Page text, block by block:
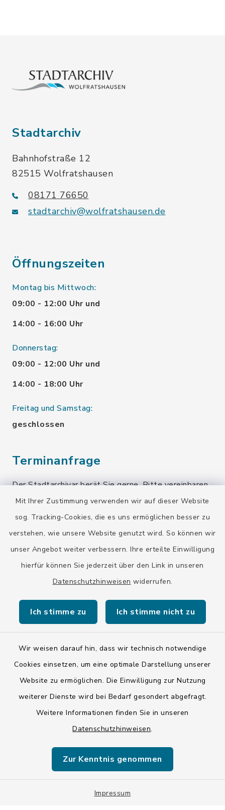
Mit Ihrer Zustimmung verwenden wir auf dieser Website
sog. Tracking-Cookies, die es uns ermöglichen besser zu
verstehen, wie unsere Website genutzt wird. So können wir
unser Angebot weiter verbessern. Ihre erteilte Einwilligung
hierfür können Sie jederzeit über den Link in unseren
Datenschutzhinweisen widerrufen.
Ich stimme zu Ich stimme nicht zu
Wir weisen darauf hin, dass wir technisch notwendige
Cookies einsetzen, um eine optimale Darstellung unserer
Website zu ermöglichen. Die Einwilligung zur Nutzung
weiterer Dienste wird bei Bedarf gesondert abgefragt.
Weitere Informationen finden Sie in unseren
Datenschutzhinweisen.
Zur Kenntnis genommen
Impressum
Stadtarchiv
Bahnhofstraße 12
82515 Wolfratshausen
08171 76650
stadtarchiv@wolfratshausen.de
Öffnungszeiten
Montag bis Mittwoch:
09:00 - 12:00 Uhr und
14:00 - 16:00 Uhr
Donnerstag:
09:00 - 12:00 Uhr und
14:00 - 18:00 Uhr
Freitag und Samstag:
geschlossen
Terminanfrage
Der Stadtarchivar berät Sie gerne. Bitte vereinbaren
Sie einen Termin!
Terminanfrage senden
Quicklinks
Kontakt
Datenschutz
ISIS 12
Sitemap